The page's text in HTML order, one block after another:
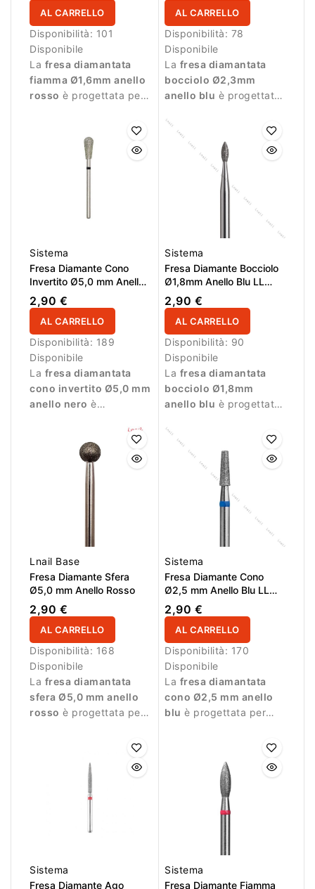
AL CARRELLO
Disponibilità: 101
Disponibile
La fresa diamantata
fiamma Ø1,6mm anello
rosso è progettata per
AL CARRELLO
Disponibilità: 78
Disponibile
La fresa diamantata
bocciolo Ø2,3mm
anello blu è progettata
precisione durante la
manicure.
Sistema
Fresa Diamante Cono
Invertito Ø5,0 mm Anello
Nero LL 12,0 mm
2,90 €
AL CARRELLO
Disponibilità: 189
Disponibile
La fresa diamantata
cono invertito Ø5,0 mm
anello nero è
lavorazioni molto
Sistema
Fresa Diamante Bocciolo
Ø1,8mm Anello Blu LL
4,5mm
2,90 €
AL CARRELLO
Disponibilità: 90
Disponibile
La fresa diamantata
bocciolo Ø1,8mm
anello blu è progettata
durante la manicure.
Lnail Base
Fresa Diamante Sfera
Ø5,0 mm Anello Rosso
2,90 €
AL CARRELLO
Disponibilità: 168
Disponibile
La fresa diamantata
sfera Ø5,0 mm anello
rosso è progettata per
e lavorazioni delicate.
Sistema
Fresa Diamante Cono
Ø2,5 mm Anello Blu LL
8,0 mm
2,90 €
AL CARRELLO
Disponibilità: 170
Disponibile
La fresa diamantata
cono Ø2,5 mm anello
blu è progettata per
e lavori di precisione.
Sistema
Fresa Diamante Ago
Sistema
Fresa Diamante Fiamma